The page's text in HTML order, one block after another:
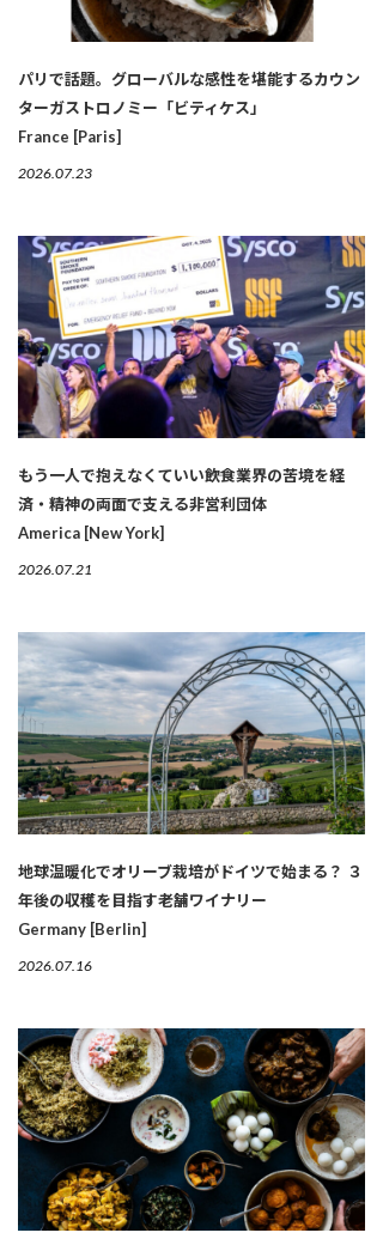
パリで話題。グローバルな感性を堪能するカウン
ターガストロノミー「ビティケス」
France [Paris]
2026.07.23
もう一人で抱えなくていい――飲食業界の苦境を経
済・精神の両面で支える非営利団体
America [New York]
2026.07.21
地球温暖化でオリーブ栽培がドイツで始まる？ ３
年後の収穫を目指す老舗ワイナリー
Germany [Berlin]
2026.07.16